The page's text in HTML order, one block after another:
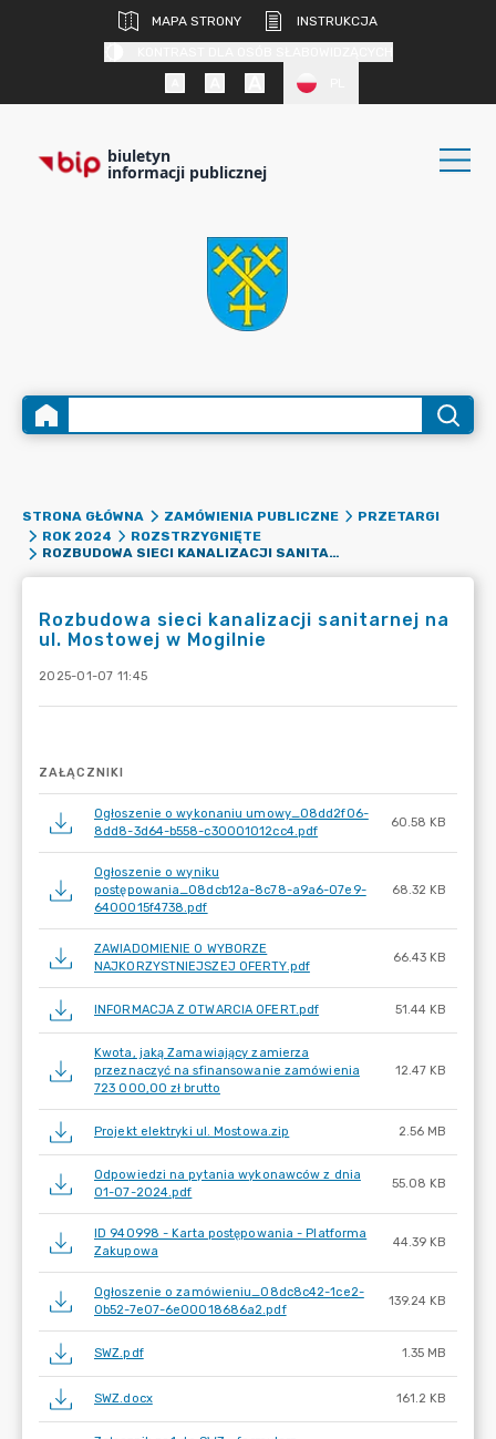
MAPA STRONY
INSTRUKCJA
biuletyn
informacji publicznej
STRONA GŁÓWNA ZAMÓWIENIA PUBLICZNE
PRZETARGI
ROK 2024
ROZSTRZYGNIĘTE
ROZBUDOWA SIECI KANALIZACJI SANITARNEJ NA UL. MOSTOWEJ W MOGILNIE
Rozbudowa sieci kanalizacji sanitarnej na
ul. Mostowej w Mogilnie
2025-01-07 11:45
ZAŁĄCZNIKI
Ogłoszenie o wykonaniu umowy_08dd2f06-
8dd8-3d64-b558-c30001012cc4.pdf
60.58 KB
Ogłoszenie o wyniku
postępowania_08dcb12a-8c78-a9a6-07e9-
6400015f4738.pdf
68.32 KB
ZAWIADOMIENIE O WYBORZE
NAJKORZYSTNIEJSZEJ OFERTY.pdf
66.43 KB
INFORMACJA Z OTWARCIA OFERT.pdf 51.44 KB
Kwota, jaką Zamawiający zamierza
przeznaczyć na sfinansowanie zamówienia
723 000,00 zł brutto
12.47 KB
Projekt elektryki ul. Mostowa.zip 2.56 MB
Odpowiedzi na pytania wykonawców z dnia
01-07-2024.pdf
55.08 KB
ID 940998 - Karta postępowania - Platforma
Zakupowa
44.39 KB
Ogłoszenie o zamówieniu_08dc8c42-1ce2-
0b52-7e07-6e00018686a2.pdf
139.24 KB
SWZ.pdf 1.35 MB
SWZ.docx 161.2 KB